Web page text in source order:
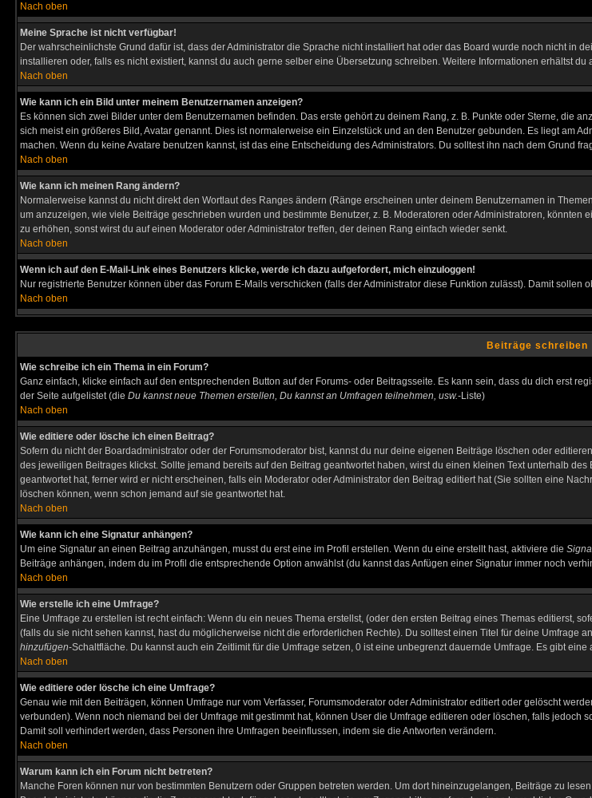
Nach oben
Meine Sprache ist nicht verfügbar!
Der wahrscheinlichste Grund dafür ist, dass der Administrator die Sprache nicht installiert hat oder das Board wurde noch nicht in
installieren oder, falls es nicht existiert, kannst du auch gerne selber eine Übersetzung schreiben. Weitere Informationen erhältst
Nach oben
Wie kann ich ein Bild unter meinem Benutzernamen anzeigen?
Es können sich zwei Bilder unter dem Benutzernamen befinden. Das erste gehört zu deinem Rang, z. B. Punkte oder Sterne, die
sich meist ein größeres Bild, Avatar genannt. Dies ist normalerweise ein Einzelstück und an den Benutzer gebunden. Es liegt am
machen. Wenn du keine Avatare benutzen kannst, ist das eine Entscheidung des Administrators. Du solltest ihn nach dem Grund
Nach oben
Wie kann ich meinen Rang ändern?
Normalerweise kannst du nicht direkt den Wortlaut des Ranges ändern (Ränge erscheinen unter deinem Benutzernamen in
um anzuzeigen, wie viele Beiträge geschrieben wurden und bestimmte Benutzer, z. B. Moderatoren oder Administratoren,
zu erhöhen, sonst wirst du auf einen Moderator oder Administrator treffen, der deinen Rang einfach wieder senkt.
Nach oben
Wenn ich auf den E-Mail-Link eines Benutzers klicke, werde ich dazu aufgefordert, mich einzuloggen!
Nur registrierte Benutzer können über das Forum E-Mails verschicken (falls der Administrator diese Funktion zulässt). Damit
Nach oben
Beiträge schreiben
Wie schreibe ich ein Thema in ein Forum?
Ganz einfach, klicke einfach auf den entsprechenden Button auf der Forums- oder Beitragsseite. Es kann sein, dass du dich erst
der Seite aufgelistet (die Du kannst neue Themen erstellen, Du kannst an Umfragen teilnehmen, usw.-Liste)
Nach oben
Wie editiere oder lösche ich einen Beitrag?
Sofern du nicht der Boardadministrator oder der Forumsmoderator bist, kannst du nur deine eigenen Beiträge löschen oder
des jeweiligen Beitrages klickst. Sollte jemand bereits auf den Beitrag geantwortet haben, wirst du einen kleinen Text unterhalb
geantwortet hat, ferner wird er nicht erscheinen, falls ein Moderator oder Administrator den Beitrag editiert hat (Sie sollten eine
löschen können, wenn schon jemand auf sie geantwortet hat.
Nach oben
Wie kann ich eine Signatur anhängen?
Um eine Signatur an einen Beitrag anzuhängen, musst du erst eine im Profil erstellen. Wenn du eine erstellt hast, aktiviere die
Beiträge anhängen, indem du im Profil die entsprechende Option anwählst (du kannst das Anfügen einer Signatur immer noch
Nach oben
Wie erstelle ich eine Umfrage?
Eine Umfrage zu erstellen ist recht einfach: Wenn du ein neues Thema erstellst, (oder den ersten Beitrag eines Themas editierst,
(falls du sie nicht sehen kannst, hast du möglicherweise nicht die erforderlichen Rechte). Du solltest einen Titel für deine
hinzufügen-Schaltfläche. Du kannst auch ein Zeitlimit für die Umfrage setzen, 0 ist eine unbegrenzt dauernde Umfrage. Es gibt
Nach oben
Wie editiere oder lösche ich eine Umfrage?
Genau wie mit den Beiträgen, können Umfrage nur vom Verfasser, Forumsmoderator oder Administrator editiert oder gelöscht
verbunden). Wenn noch niemand bei der Umfrage mit gestimmt hat, können User die Umfrage editieren oder löschen, falls
Damit soll verhindert werden, dass Personen ihre Umfragen beeinflussen, indem sie die Antworten verändern.
Nach oben
Warum kann ich ein Forum nicht betreten?
Manche Foren können nur von bestimmten Benutzern oder Gruppen betreten werden. Um dort hineinzugelangen, Beiträge zu